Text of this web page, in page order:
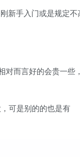
新手入门或是规定不
对而言好的会贵一些，
可是别的的也是有